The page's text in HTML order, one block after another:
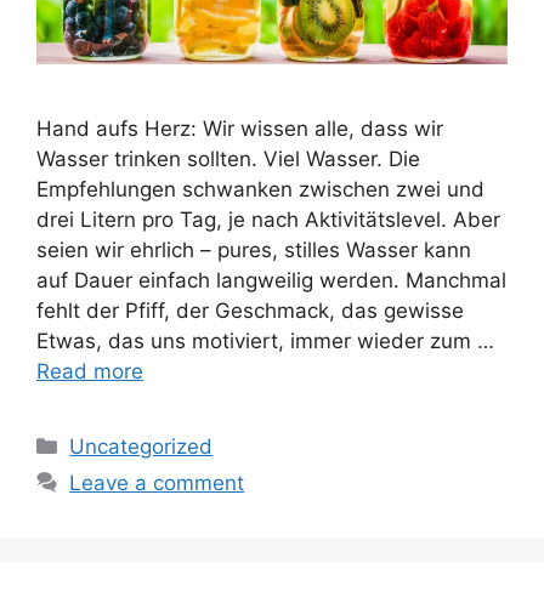
Hand aufs Herz: Wir wissen alle, dass wir
Wasser trinken sollten. Viel Wasser. Die
Empfehlungen schwanken zwischen zwei und
drei Litern pro Tag, je nach Aktivitätslevel. Aber
seien wir ehrlich – pures, stilles Wasser kann
auf Dauer einfach langweilig werden. Manchmal
fehlt der Pfiff, der Geschmack, das gewisse
Etwas, das uns motiviert, immer wieder zum …
Read more
Categories
Uncategorized
Leave a comment